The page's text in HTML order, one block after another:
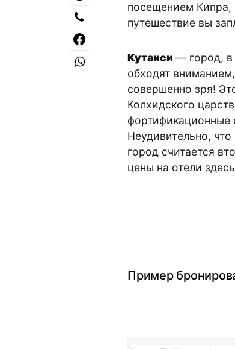
посещением Кипра,
путешествие вы
Кутаиси — город, в
обходят
совершенно зря!
Колхидского
Неудивительно,
город считается
цены на отели здесь
Пример